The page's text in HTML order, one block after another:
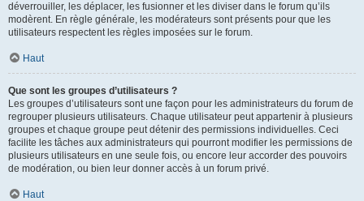
déverrouiller, les déplacer, les fusionner et les diviser dans le forum qu’ils
modèrent. En règle générale, les modérateurs sont présents pour que les
utilisateurs respectent les règles imposées sur le forum.
Haut
Que sont les groupes d’utilisateurs ?
Les groupes d’utilisateurs sont une façon pour les administrateurs du forum de
regrouper plusieurs utilisateurs. Chaque utilisateur peut appartenir à plusieurs
groupes et chaque groupe peut détenir des permissions individuelles. Ceci
facilite les tâches aux administrateurs qui pourront modifier les permissions de
plusieurs utilisateurs en une seule fois, ou encore leur accorder des pouvoirs
de modération, ou bien leur donner accès à un forum privé.
Haut